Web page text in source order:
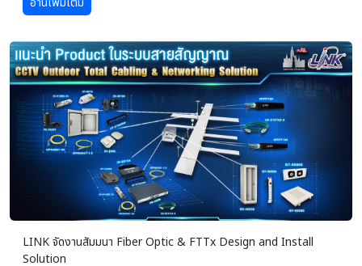
LINK จัดงานสัมมนา Fiber Optic & FTTx Design and Install
Solution